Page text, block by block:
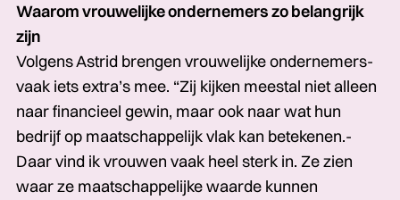
Waarom vrouwelijke ondernemers zo belangrijk
zijn
Volgens Astrid brengen vrouwelijke ondernemers­­­
vaak iets extra’s mee. “Zij kijken meestal niet alleen
naar financieel­­­ gewin, maar ook naar wat hun
bedrijf op maatschappelijk vlak kan betekenen.­­­
Daar vind ik vrouwen­­­ vaak heel sterk in. Ze zien
waar ze maatschappelijke­­­ waarde kunnen